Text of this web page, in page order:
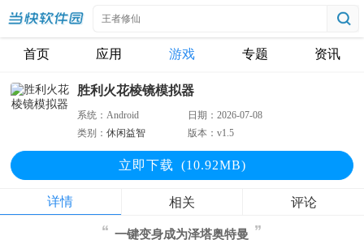
首页 应用 游戏 专题 资讯
胜利火花棱镜模拟器
系统：Android 日期：2026-07-08
类别：休闲益智 版本：v1.5
立即下载 (10.92MB)
详情 相关 评论
一键变身成为泽塔奥特曼